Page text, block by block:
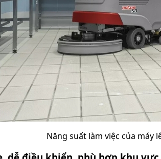
Năng suất làm việc của máy